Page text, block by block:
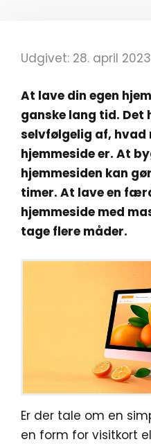
Udgivet: 28. april 2023
At lave din egen
ganske lang tid. Det
selvfølgelig af, hvad
hjemmeside er. At
hjemmesiden kan
timer. At lave en
hjemmeside med
tage flere måder.
Er der tale om en
en form for visitkort